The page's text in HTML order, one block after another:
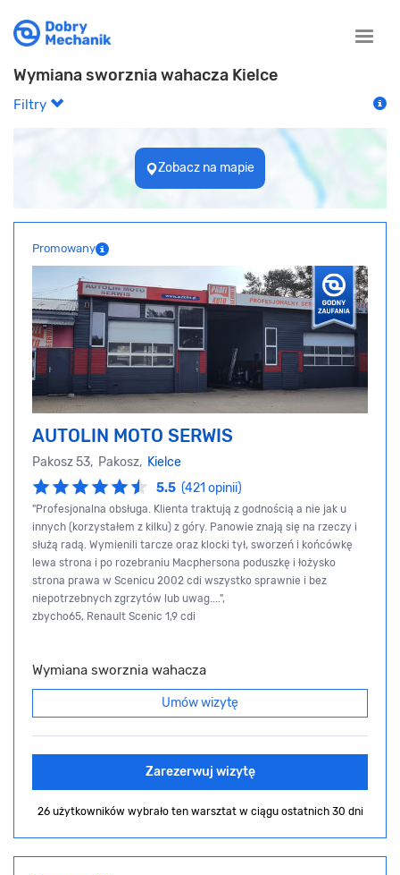
Toggle
Wymiana sworznia wahacza Kielce
Filtry
Zobacz na mapie
Promowany
AUTOLIN MOTO SERWIS
Pakosz 53, Pakosz, Kielce
5.5 (421 opinii)
"Profesjonalna obsługa. Klienta traktują z godnością a nie jak u
innych (korzystałem z kilku) z góry. Panowie znają się na rzeczy i
służą radą. Wymienili tarcze oraz klocki tył, sworzeń i końcówkę
lewa strona i po rozebraniu Macphersona poduszkę i łożysko
strona prawa w Scenicu 2002 cdi wszystko sprawnie i bez
niepotrzebnych zgrzytów lub uwag....",
zbycho65, Renault Scenic 1,9 cdi
Wymiana sworznia wahacza
Umów wizytę
Zarezerwuj wizytę
26 użytkowników wybrało ten warsztat w ciągu ostatnich 30 dni